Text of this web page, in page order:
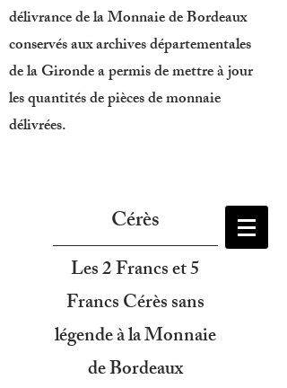
Cérès
Les 2 Francs et 5
Francs Cérès sans
légende à la Monnaie
de Bordeaux
délivrance de la Monnaie de Bordeaux
conservés aux archives départementales
de la Gironde a permis de mettre à jour
les quantités de pièces de monnaie
délivrées.